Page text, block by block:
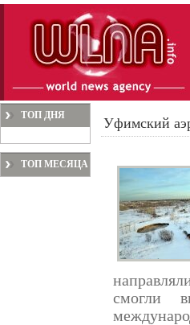
ТОП ДНЯ
ТОП МЕСЯЦА
Уфимский
смогли